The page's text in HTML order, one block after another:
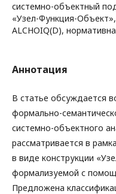
системно-объектный
«Узел-Функция-
ALCHOIQ(D),
Аннотация
В статье обсуждается
формально-
системно-объектного
рассматривается в
в виде конструкции
формализуемой с
Предложена